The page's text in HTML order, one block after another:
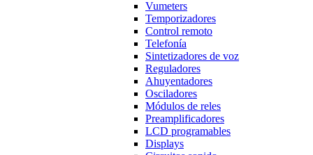
Vumeters
Temporizadores
Control remoto
Telefonía
Sintetizadores de voz
Reguladores
Ahuyentadores
Osciladores
Módulos de reles
Preamplificadores
LCD programables
Displays